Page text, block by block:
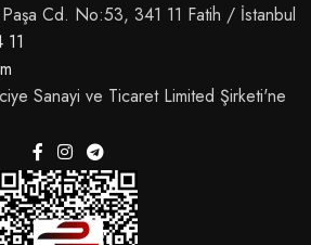
Cd. No:53, 341 11 Fatih / İstanbul
Sanayi ve Ticaret Limited Şirketi'ne